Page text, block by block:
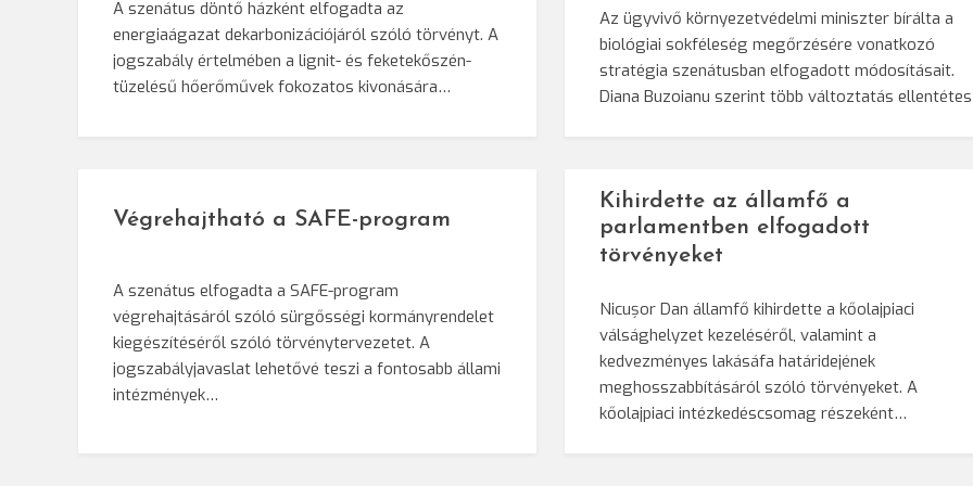
A szenátus döntő házként elfogadta az
energiaágazat dekarbonizációjáról szóló törvényt. A
jogszabály értelmében a lignit- és feketekőszén-
tüzelésű hőerőművek fokozatos kivonására…
Az ügyvivő környezetvédelmi miniszter bírálta a
biológiai sokféleség megőrzésére vonatkozó
stratégia szenátusban elfogadott módosításait.
Diana Buzoianu szerint több változtatás
Végrehajtható a SAFE-program
A szenátus elfogadta a SAFE-program
végrehajtásáról szóló sürgősségi kormányrendelet
kiegészítéséről szóló törvénytervezetet. A
jogszabályjavaslat lehetővé teszi a fontosabb állami
intézmények…
Kihirdette az államfő a
parlamentben elfogadott
törvényeket
Nicușor Dan államfő kihirdette a kőolajpiaci
válsághelyzet kezeléséről, valamint a
kedvezményes lakásáfa határidejének
meghosszabbításáról szóló törvényeket. A
kőolajpiaci intézkedéscsomag részeként…